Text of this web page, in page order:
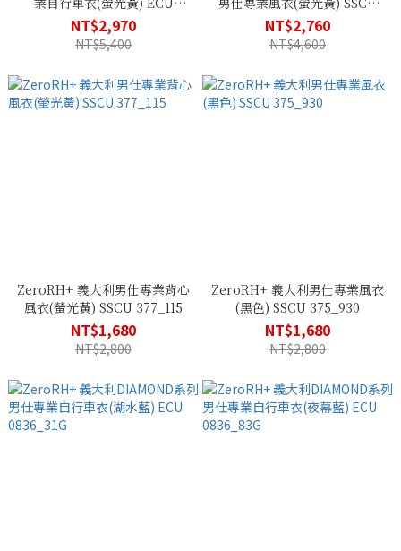
0322_122
NT$2,970
NT$5,400
364_117
NT$2,760
NT$4,600
ZeroRH+ 義大利男仕專業背心
風衣(螢光黃) SSCU 377_115
NT$1,680
NT$2,800
ZeroRH+ 義大利男仕專業風衣
(黑色) SSCU 375_930
NT$1,680
NT$2,800